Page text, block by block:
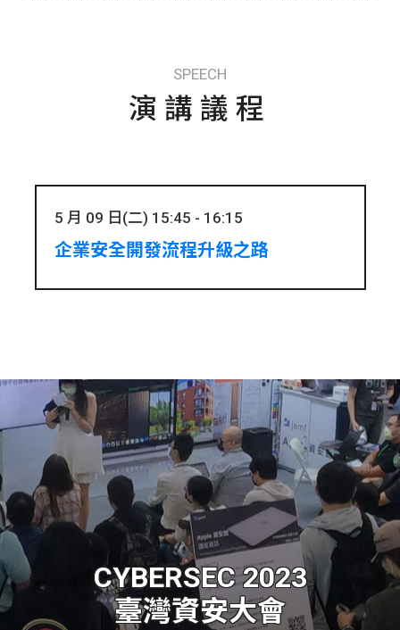
SPEECH
演講議程
5 月 09 日(二) 15:45 - 16:15
企業安全開發流程升級之路
CYBERSEC 2023
臺灣資安大會